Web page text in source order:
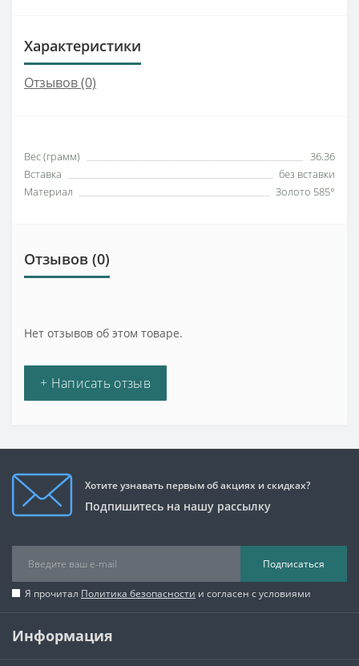
Характеристики
Отзывов (0)
Вес (грамм)
36.36
Вставка
без вставки
Материал
Золото 585°
Отзывов (0)
Нет отзывов об этом товаре.
+ Написать отзыв
Хотите узнавать первым об акциях и скидках?
Подпишитесь на нашу рассылку
Подписаться
Я прочитал Политика безопасности и согласен с условиями
Информация